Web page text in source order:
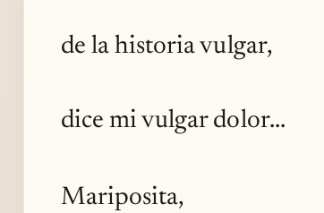
de la historia vulgar,
dice mi vulgar dolor...
Mariposita,